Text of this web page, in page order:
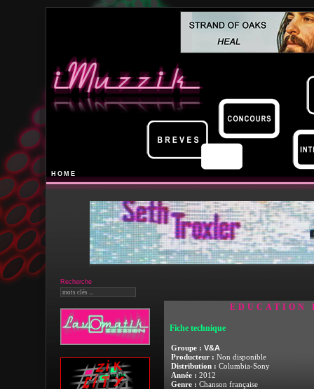
HOME
Recherche
EDUCATION
Fiche technique
Groupe : V&A
Producteur : Non disponible
Distribution : Columbia-Sony
Année : 2012
Genre : Chanson française